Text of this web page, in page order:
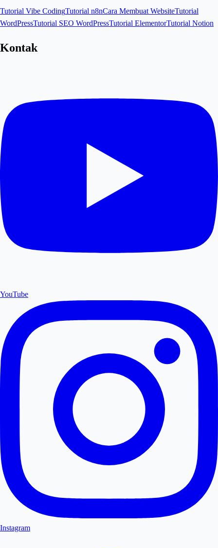
Tutorial Vibe CodingTutorial n8nCara Membuat WebsiteTutorial
WordPressTutorial SEO WordPressTutorial ElementorTutorial Notion
Kontak
YouTube
Instagram